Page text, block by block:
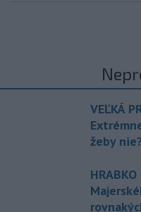
VEĽKÁ
žeby nie?